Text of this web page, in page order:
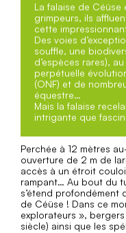
La falaise de Céüse
grimpeurs, ils
cette
Des voies
souffle, une
d’espèces rares),
perpétuelle
(ONF) et de
équestre…
Mais la falaise
intrigante que
Perchée à 12 mètres
ouverture de 2 m de
accès à un étroit
rampant… Au bout du
s’étend profondément
de Céüse ! Dans ce
explorateurs »,
siècle) ainsi que les